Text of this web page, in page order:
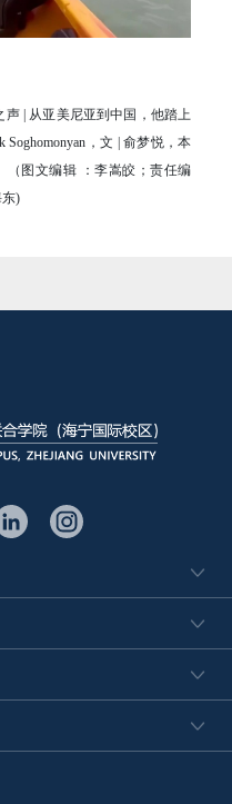
| 从亚美尼亚到中国，他踏上
，文 | 俞梦悦，本
（图文编辑 ：李嵩皎；责任编
)